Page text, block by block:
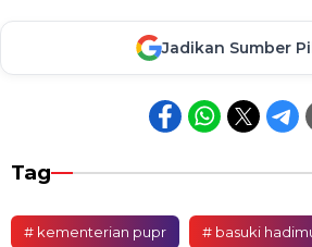
Jadikan Sumber
Tag
# kementerian pupr # basuki